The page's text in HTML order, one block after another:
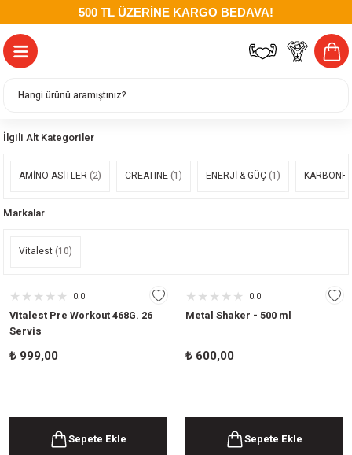
500 TL ÜZERİNE KARGO BEDAVA!
İlgili Alt Kategoriler
AMİNO ASİTLER (2) CREATINE(1) ENERJİ & GÜÇ(1)
Markalar
Vitalest(10)
0.0
Vitalest Pre Workout 468G. 26
Servis
₺ 999,00
Sepete Ekle
0.0
Metal Shaker - 500 ml
₺ 600,00
Sepete Ekle